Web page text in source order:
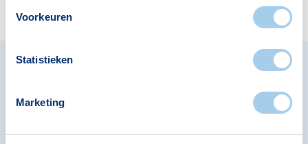
Voorkeuren
Statistieken
Marketing
Eindhoven
Bekijk ook de andere buurten in de buurt.